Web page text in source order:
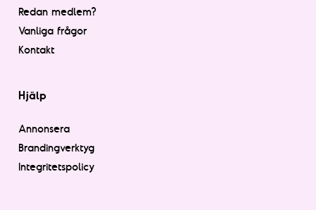
Redan medlem?
Vanliga frågor
Kontakt
Hjälp
Annonsera
Brandingverktyg
Integritetspolicy